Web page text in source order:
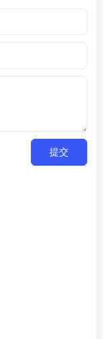
提交